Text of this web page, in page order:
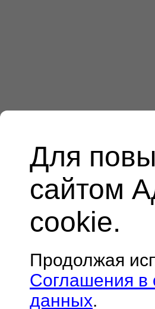
Для
сайтом
cookie.
Продолжая
Соглашения в
данных.